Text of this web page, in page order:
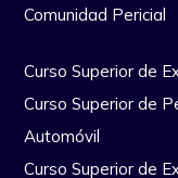
Comunidad Pericial
Curso Superior de
Curso Superior de
Automóvil
Curso Superior de